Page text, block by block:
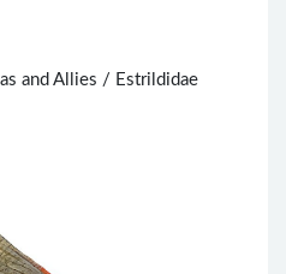
and Allies / Estrildidae